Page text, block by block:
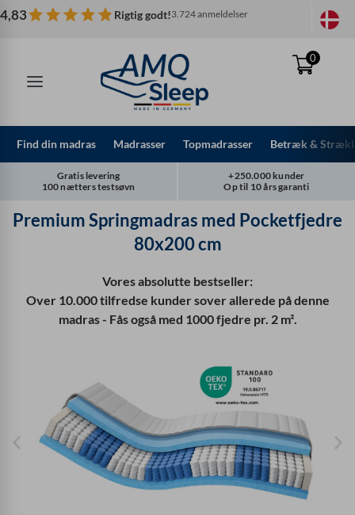
Spring
til
4,83 Rigtig godt!3.724 anmeldelser
0
Find din madras Madrasser Topmadrasser Betræk &
Gratis levering
100 nætters testsøvn
+250.000 kunder
Op til 10 års garanti
Premium Springmadras med Pocketfjedre
80x200 cm
Vores absolutte bestseller:
Over 10.000 tilfredse kunder sover allerede på denne
madras - Fås også med 1000 fjedre pr. 2 m².